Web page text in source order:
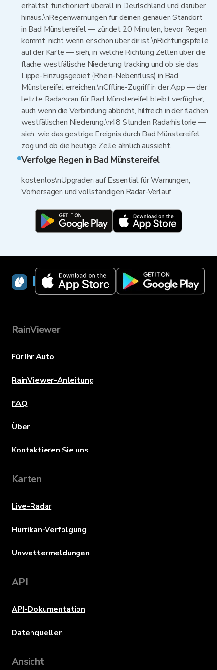
erhältst, funktioniert überall in Deutschland und darüber
hinaus.\nRegenwarnungen für deinen genauen Standort
in Bad Münstereifel — zündet 20 Minuten, bevor Regen
kommt, nicht wenn er schon über dir ist.\nRichtungspfeile
auf der Karte — sieh, in welche Richtung Zellen über die
flache westfälische Niederung tracking und ob sie das
Lippe-Einzugsgebiet (Rhein-Nebenfluss) in Bad
Münstereifel erreichen.\nOffline-Zugriff in der App — der
letzte Radarscan für Bad Münstereifel bleibt verfügbar,
auch wenn die Verbindung abbricht, hilfreich in der flachen
westfälischen Niederung.\n48 Stunden Radarhistorie —
sieh, wie das gestrige Ereignis durch Bad Münstereifel
zog und ob die heutige Zelle ähnlich aussieht.
Verfolge Regen in Bad Münstereifel
kostenlos\nUpgraden auf Essential für Warnungen,
Vorhersagen und vollständigen Radar-Verlauf
RainViewer
RainViewer
Für Ihr Auto
RainViewer-Anleitung
FAQ
Über
Kontaktieren Sie uns
Karten
Live-Radar
Hurrikan-Verfolgung
Unwettermeldungen
API
API-Dokumentation
Datenquellen
Ansicht